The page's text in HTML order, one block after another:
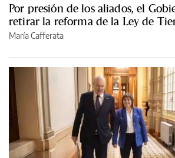
Por presión de los aliados, el
retirar la reforma de la Ley de
María Cafferata